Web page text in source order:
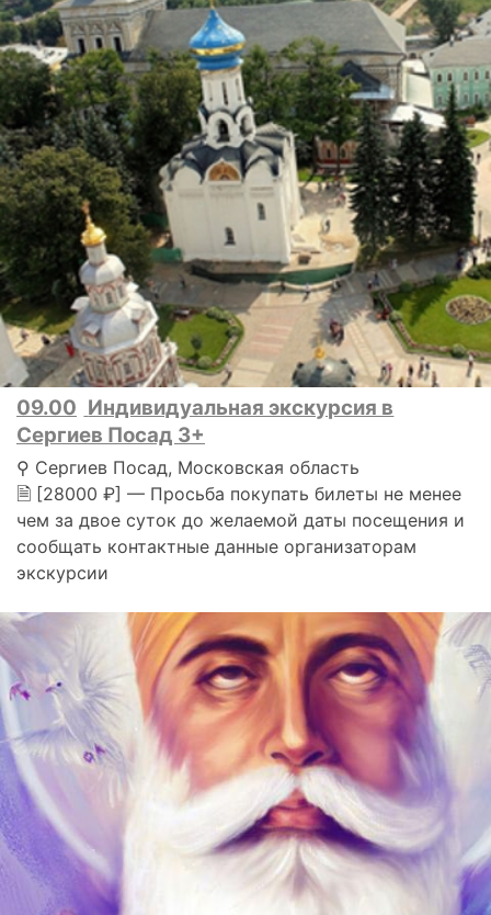
09.00 Индивидуальная экскурсия в
Сергиев Посад 3+
⚲ Сергиев Посад, Московская область
🗎 [28000 ₽] — Просьба покупать билеты не менее
чем за двое суток до желаемой даты посещения и
сообщать контактные данные организаторам
экскурсии